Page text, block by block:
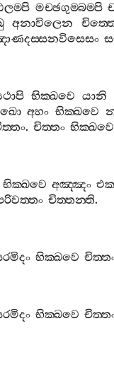
මච‍්ඡගුම‍්බම‍්පි
අනාවිලෙන
භික‍්ඛවෙ යානි
ඛො අහං භික‍්ඛවෙ
. චිත‍්තං භික‍්ඛවෙ
භික‍්ඛවෙ අඤ‍්ඤං
චිත‍්තන‍්ති.
භික‍්ඛවෙ
භික‍්ඛවෙ